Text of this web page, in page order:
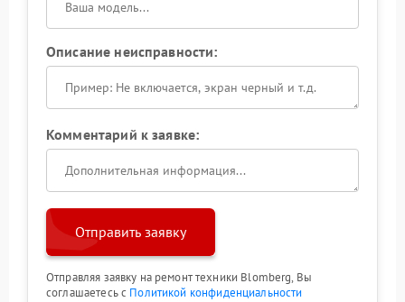
Описание неисправности:
Комментарий к заявке:
Отправить заявку
Отправляя заявку на ремонт техники Blomberg, Вы
соглашаетесь с Политикой конфиденциальности